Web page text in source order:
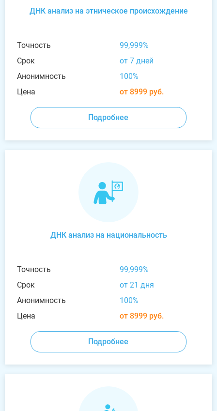
ДНК анализ на этническое происхождение
Точность
99,999%
Срок
от 7 дней
Анонимность
100%
Цена
от 8999 руб.
Подробнее
ДНК анализ на национальность
Точность
99,999%
Срок
от 21 дня
Анонимность
100%
Цена
от 8999 руб.
Подробнее